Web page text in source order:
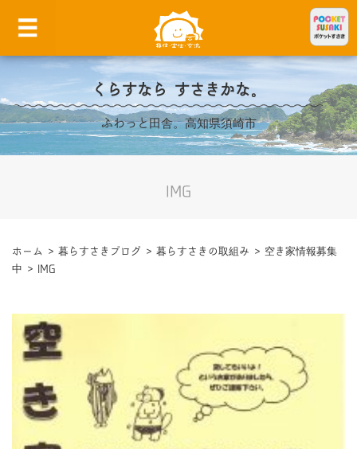
くらすなら すさきかな。
ふわっと田舎。高知県須崎市
IMG
ホーム > 暮らすさきブログ > 暮らすさきの取組み > 空き家情報募集
中 > IMG